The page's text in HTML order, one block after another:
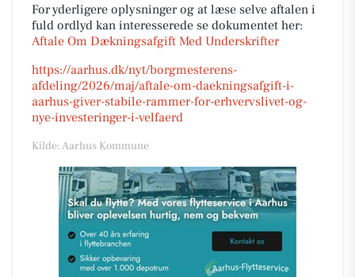
For yderligere oplysninger og at læse selve aftalen i
fuld ordlyd kan interesserede se dokumentet her:
Aftale Om Dækningsafgift Med Underskrifter
https://aarhus.dk/nyt/borgmesterens-
afdeling/2026/maj/aftale-om-daekningsafgift-i-
aarhus-giver-stabile-rammer-for-erhvervslivet-og-
nye-investeringer-i-velfaerd
Kilde: Aarhus Kommune